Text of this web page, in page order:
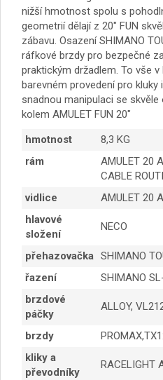
nižší hmotnost spolu s
geometrií dělají z 20″ FUN
zábavu. Osazení SHIMANO
ráfkové brzdy pro bezpečné
praktickým držadlem. To vše
barevném provedení pro kluky
snadnou manipulaci se skvěle
kolem AMULET FUN 20″
hmotnost
8,3 KG
rám
AMULET 20
CABLE
vidlice
AMULET 20
hlavové
složení
NECO
přehazovačka SHIMANO
řazení
SHIMANO
brzdové
páčky
ALLOY,
brzdy
kliky a
převodníky
RACELIGHT